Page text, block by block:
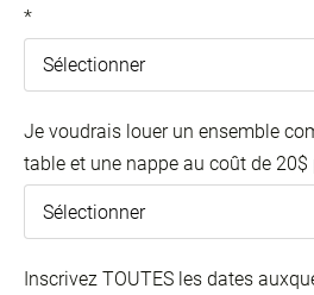
*
Je voudrais louer un ensemble
table et une nappe au coût de
Inscrivez TOUTES les dates